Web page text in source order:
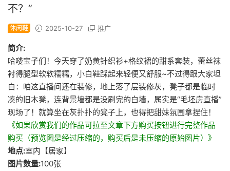
不？”
休闲鞋 2025-10-27 推广
简介:
哈喽宝子们！今天穿了奶黄针织衫+格纹裙的甜系套装，蕾丝袜
衬得腿型软软糯糯，小白鞋踩起来轻便又舒服~不过得跟大家坦
白：咱这直播间还在装修，地上落了层装修灰，凳子都是临时
凑的旧木凳，连背景墙都是没刷完的白墙，属实是“毛坯房直播”
现场了！就算坐在灰扑扑的凳子上，也得把甜妹氛围拿捏住！
《如果欣赏我们的作品可拉至文章下方购买按钮进行完整作品
购买（预览图是经过压缩的，购买后是未压缩的原始图片）》
地点:室内【居家】
图片数量:100张